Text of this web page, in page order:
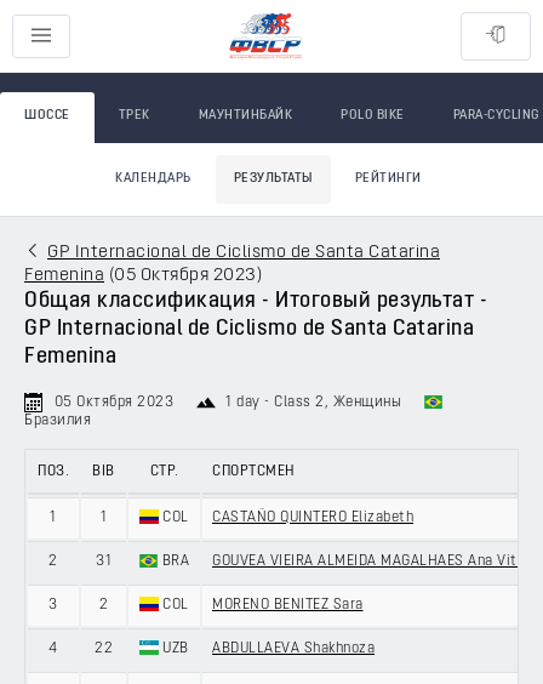
ШОССЕ ТРЕК МАУНТИНБАЙК POLO BIKE PARA-CYCLING
КАЛЕНДАРЬ РЕЗУЛЬТАТЫ РЕЙТИНГИ
GP Internacional de Ciclismo de Santa Catarina
Femenina (05 Октября 2023 )
Общая классификация - Итоговый результат -
GP Internacional de Ciclismo de Santa Catarina
Femenina
05 Октября 2023 1 day - Class 2 , Женщины
Бразилия
ПОЗ. BIB СТР. СПОРТСМЕН
1 1 COL CASTAÑO QUINTERO Elizabeth
2 31 BRA GOUVEA VIEIRA ALMEIDA MAGALHAES Ana Vitoria
3 2 COL MORENO BENITEZ Sara
4 22 UZB ABDULLAEVA Shakhnoza